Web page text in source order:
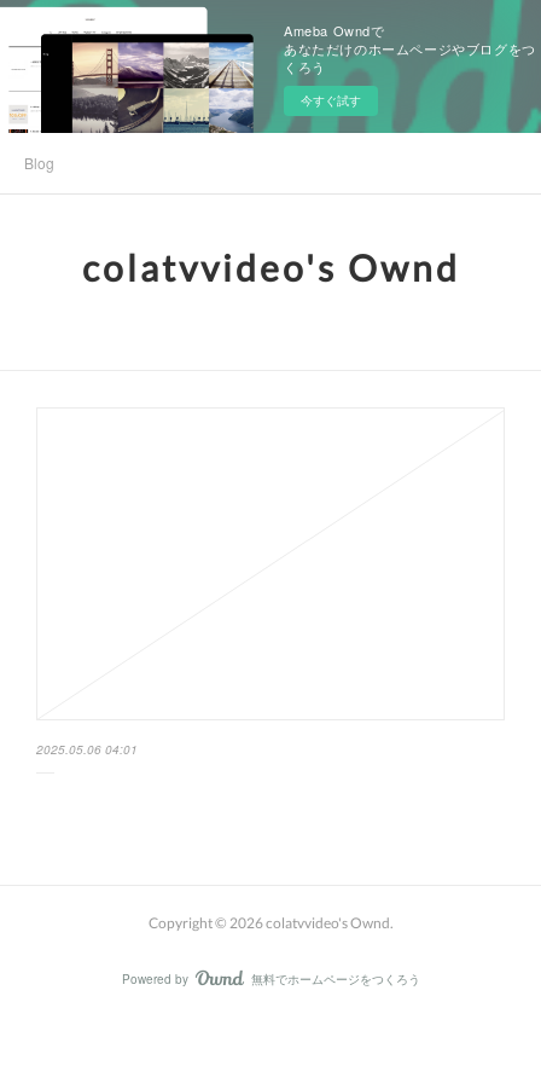
Ameba Owndで
あなただけのホームページやブログをつ
くろう
今すぐ試す
Blog
colatvvideo's Ownd
2025.05.06 04:01
Copyright © 2026colatvvideo's Ownd.
Powered by AmebaOwnd
無料でホームページをつくろう